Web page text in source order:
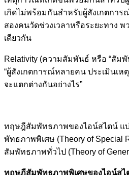
เกิดไม่พร้อมกันสำหรับผู้สังเกตกา
สองคนวัดช่วงเวลาหรือระยะทาง พ
เดียวกัน
Relativity (ความสัมพันธ์ หรือ “สัม
“ผู้สังเกตการณ์หลายคน ประเมินเ
จะแตกต่างกันอย่างไร”
ทฤษฎีสัมพัทธภาพของไอน์สไตน์ แ
พัทธภาพพิเศษ (Theory of Special
สัมพัทธภาพทั่วไป (Theory of
ทฤษฎีสัมพัทธภาพพิเศษของไอน์สไ